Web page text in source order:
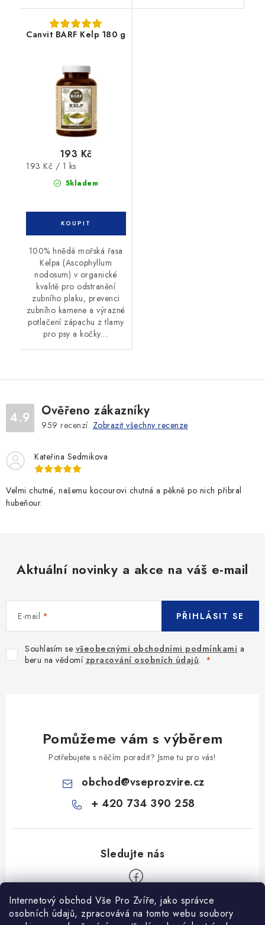
Internetový obchod Vše Pro Zvíře, jako správce
osobních údajů, zpracovává na tomto webu soubory
Canvit BARF Kelp 180 g
Skladem
193 Kč
Měrná
193 Kč / 1 ks
100% hnědá mořská řasa
Kelpa (Ascophyllum
nodosum) v organické
kvalitě pro odstranění
zubního plaku, prevenci
zubního kamene a výrazné
potlačení zápachu z tlamy
pro psy a kočky....
4.9 Ověřeno zákazníky
959 recenzí. Zobrazit všechny recenze
Kateřina Sedmikova
Velmi chutné, našemu kocourovi chutná a pěkně po nich přibral
hubeňour.
Aktuální novinky a akce na váš e-mail
E-mail
Souhlasím se všeobecnými obchodními podmínkami a
beru na vědomí zpracování osobních údajů.
PŘIHLÁSIT SE
Pomůžeme vám s výběrem
Potřebujete s něčím poradit? Jsme tu pro vás!
obchod@vseprozvire.cz
+ 420 734 390 258